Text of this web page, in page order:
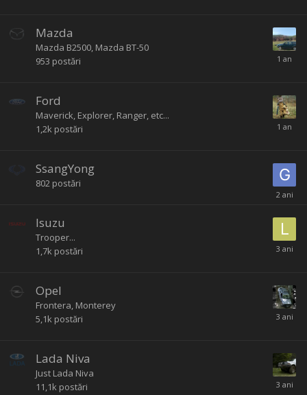
Mazda
Mazda B2500, Mazda BT-50
953 postări
Ford
Maverick, Explorer, Ranger, etc...
1,2k postări
SsangYong
802 postări
Isuzu
Trooper...
1,7k postări
Opel
Frontera, Monterey
5,1k postări
Lada Niva
Just Lada Niva
11,1k postări